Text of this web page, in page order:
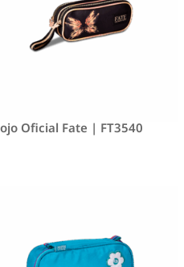
Oficial Fate | FT3540